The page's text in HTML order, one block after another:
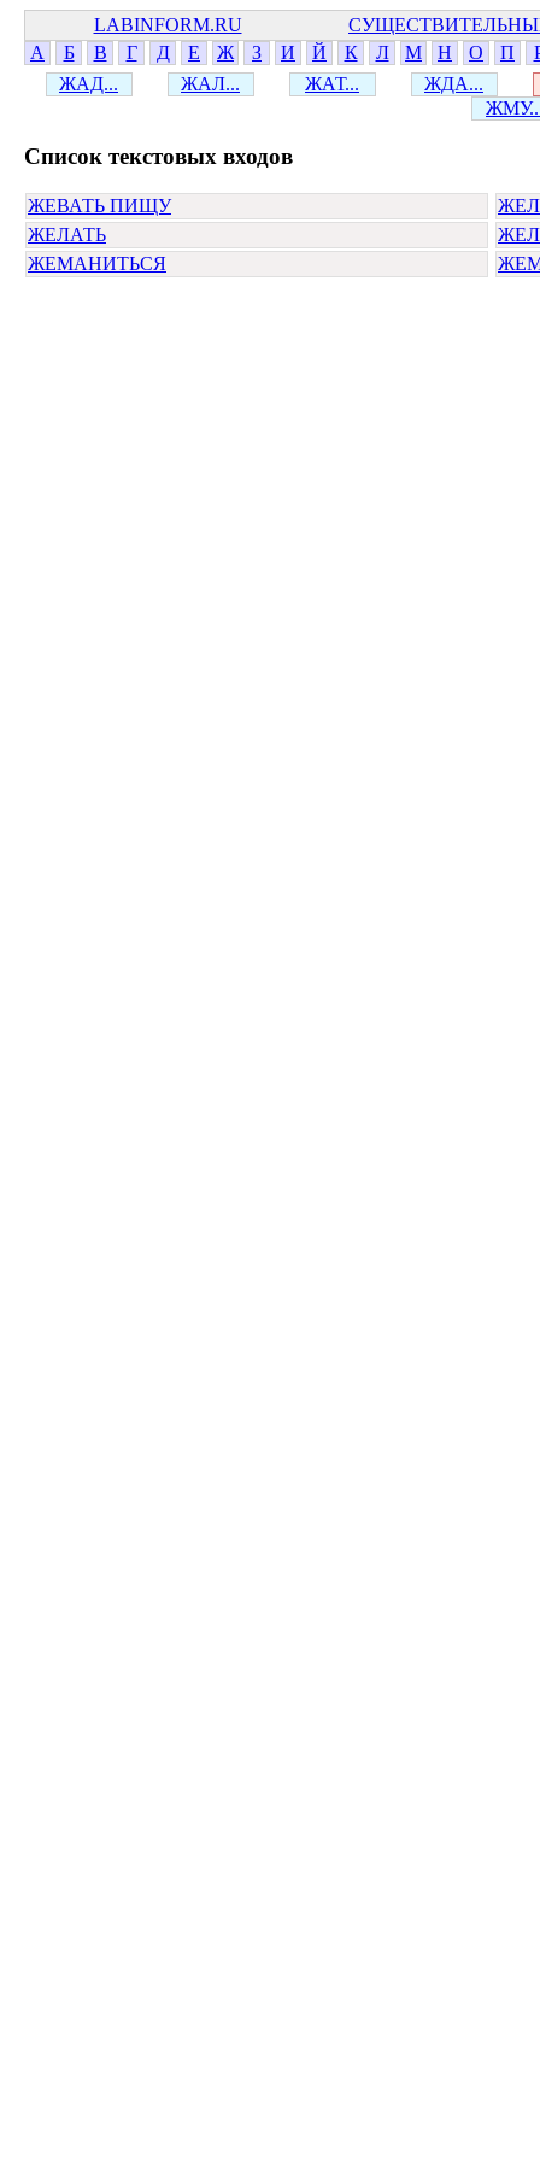
LABINFORM.RU
А
Б В Г Д Е Ж З И Й К Л М Н О П
ЖАД...
ЖАЛ... ЖАТ...
ЖДА...
Cписок текстовых входов
ЖЕВАТЬ ПИЩУ
ЖЕЛАТЬ
ЖЕМАНИТЬСЯ